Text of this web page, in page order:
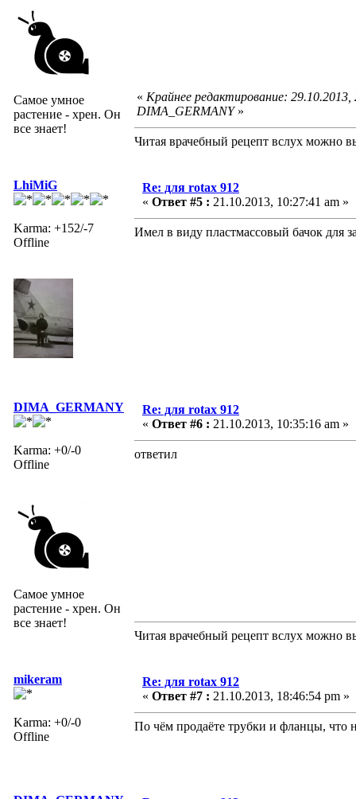
Самое умное
растение - хрен. Он
все знает!
« Крайнее редактирование:
DIMA_GERMANY»
Читая врачебный рецепт вслух можно
LhiMiG
Karma: +152/-7
Offline
Re: для rotax 912
« Ответ #5 : 21.10.2013, 10:27:41 am »
Имел в виду пластмассовый бачок для
DIMA_GERMANY
Karma: +0/-0
Offline
Самое умное
растение - хрен. Он
все знает!
Re: для rotax 912
« Ответ #6 : 21.10.2013, 10:35:16 am »
ответил
Читая врачебный рецепт вслух можно
mikeram
Karma: +0/-0
Offline
Re: для rotax 912
« Ответ #7 : 21.10.2013, 18:46:54 pm »
По чём продаёте трубки и фланцы, что